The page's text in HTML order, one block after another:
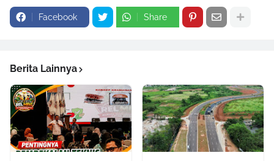
Facebook Share
Berita Lainnya